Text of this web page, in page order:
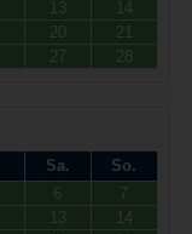
13
14
20
21
27 28
Sa.
So.
6
7
13
14